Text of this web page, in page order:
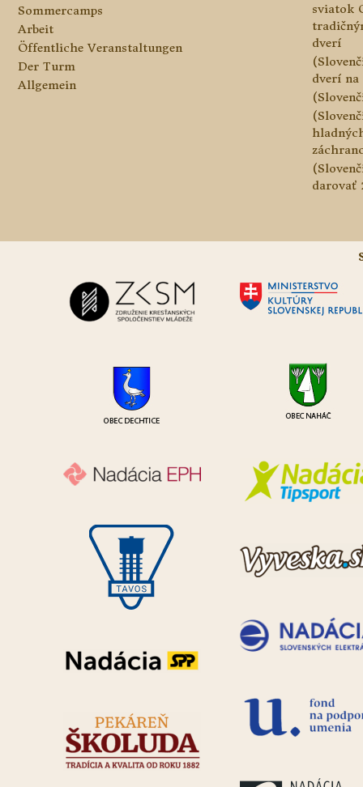
Sommercamps
Arbeit
Öffentliche Veranstaltungen
Der Turm
Allgemein
sviatok
dverí
dverí na
darovať